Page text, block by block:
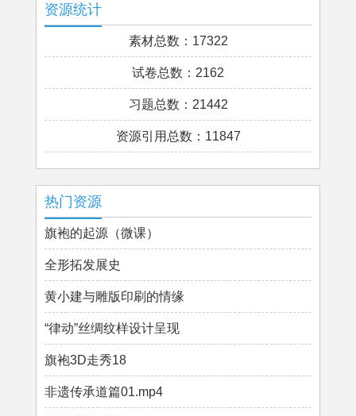
资源统计
素材总数：17322
试卷总数：2162
习题总数：21442
资源引用总数：11847
热门资源
旗袍的起源（微课）
全形拓发展史
黄小建与雕版印刷的情缘
“律动”丝绸纹样设计呈现
旗袍3D走秀18
非遗传承道篇01.mp4